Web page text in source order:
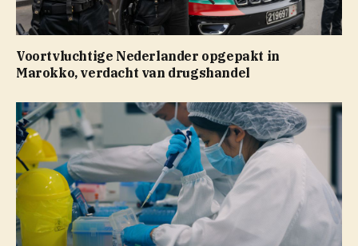
Voortvluchtige Nederlander opgepakt in
Marokko, verdacht van drugshandel